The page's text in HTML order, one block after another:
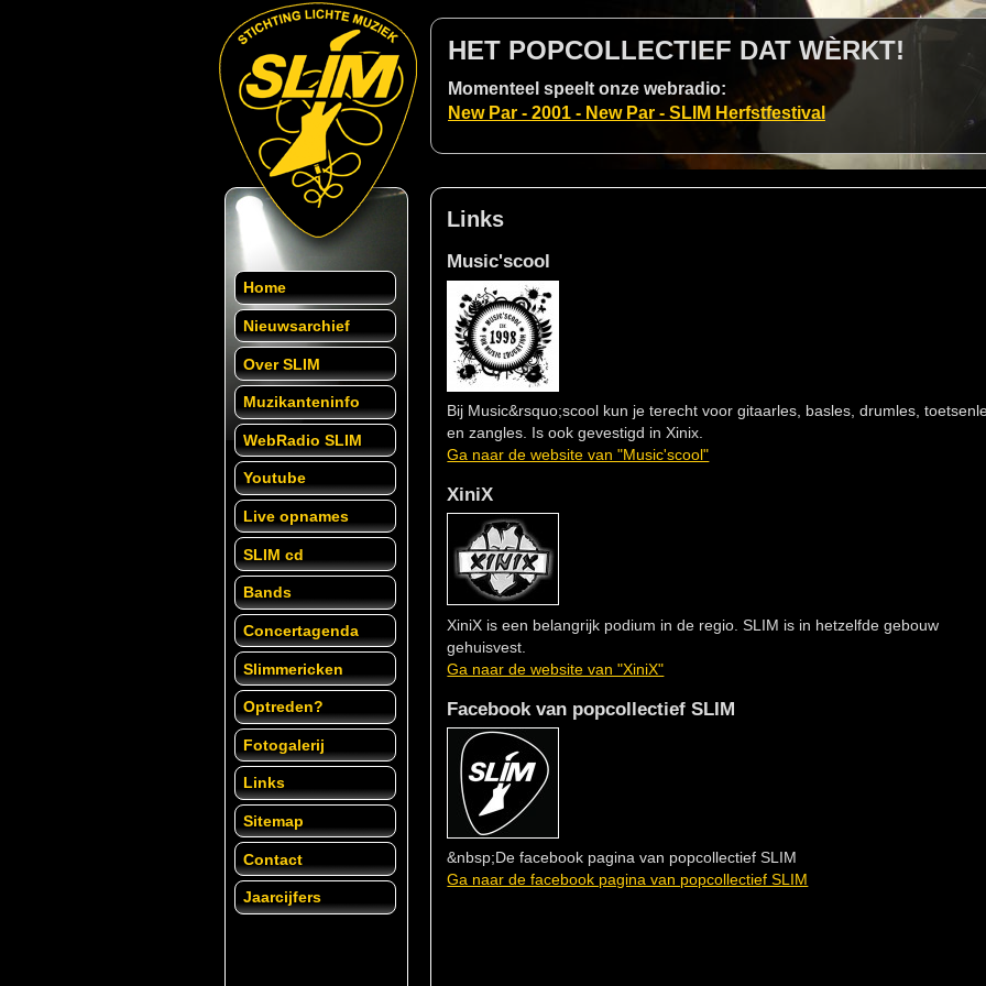
HET POPCOLLECTIEF DAT WÈRKT!
Momenteel speelt onze webradio:
New Par - 2001 - New Par - SLIM Herfstfestival
Home
Nieuwsarchief
Over SLIM
Muzikanteninfo
WebRadio SLIM
Youtube
Live opnames
SLIM cd
Bands
Concertagenda
Slimmericken
Optreden?
Fotogalerij
Links
Sitemap
Contact
Jaarcijfers
Links
Music'scool
Bij Music&rsquo;scool kun je terecht voor gitaarles, basles, drumles,
en zangles. Is ook gevestigd in Xinix.
Ga naar de website van "Music'scool"
XiniX
XiniX is een belangrijk podium in de regio. SLIM is in hetzelfde gebouw
gehuisvest.
Ga naar de website van "XiniX"
Facebook van popcollectief SLIM
&nbsp;De facebook pagina van popcollectief SLIM
Ga naar de facebook pagina van popcollectief SLIM